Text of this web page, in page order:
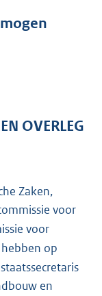
OVERLEG
Zaken,
voor
voor
hebben op
en